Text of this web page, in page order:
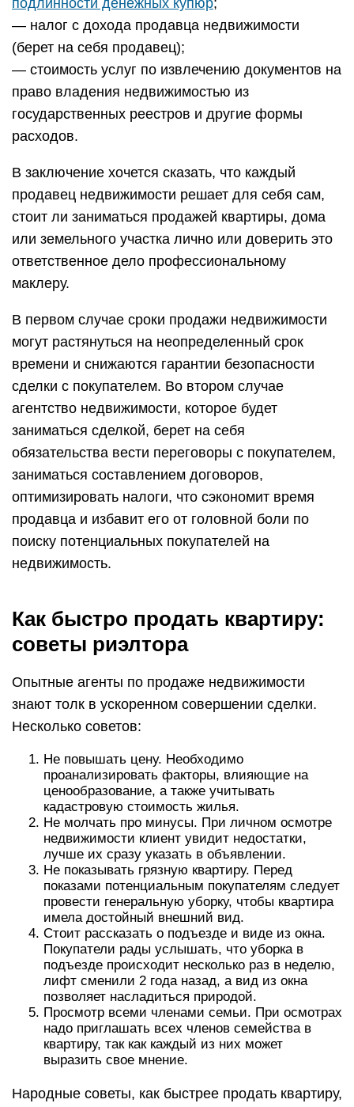
подлинности денежных купюр;
— налог с дохода продавца недвижимости
(берет на себя продавец);
— стоимость услуг по извлечению документов на
право владения недвижимостью из
государственных реестров и другие формы
расходов.
В заключение хочется сказать, что каждый
продавец недвижимости решает для себя сам,
стоит ли заниматься продажей квартиры, дома
или земельного участка лично или доверить это
ответственное дело профессиональному
маклеру.
В первом случае сроки продажи недвижимости
могут растянуться на неопределенный срок
времени и снижаются гарантии безопасности
сделки с покупателем. Во втором случае
агентство недвижимости, которое будет
заниматься сделкой, берет на себя
обязательства вести переговоры с покупателем,
заниматься составлением договоров,
оптимизировать налоги, что сэкономит время
продавца и избавит его от головной боли по
поиску потенциальных покупателей на
недвижимость.
Как быстро продать квартиру:
советы риэлтора
Опытные агенты по продаже недвижимости
знают толк в ускоренном совершении сделки.
Несколько советов:
Не повышать цену. Необходимо
проанализировать факторы, влияющие на
ценообразование, а также учитывать
кадастровую стоимость жилья.
Не молчать про минусы. При личном осмотре
недвижимости клиент увидит недостатки,
лучше их сразу указать в объявлении.
Не показывать грязную квартиру. Перед
показами потенциальным покупателям следует
провести генеральную уборку, чтобы квартира
имела достойный внешний вид.
Стоит рассказать о подъезде и виде из окна.
Покупатели рады услышать, что уборка в
подъезде происходит несколько раз в неделю,
лифт сменили 2 года назад, а вид из окна
позволяет насладиться природой.
Просмотр всеми членами семьи. При осмотрах
надо приглашать всех членов семейства в
квартиру, так как каждый из них может
выразить свое мнение.
Народные советы, как быстрее продать квартиру,